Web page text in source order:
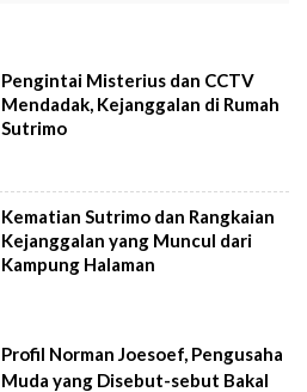
Pengintai Misterius dan CCTV
Mendadak, Kejanggalan di Rumah
Sutrimo
Kematian Sutrimo dan Rangkaian
Kejanggalan yang Muncul dari
Kampung Halaman
Profil Norman Joesoef, Pengusaha
Muda yang Disebut-sebut Bakal